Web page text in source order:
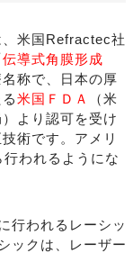
米国Refractec社
伝導式角膜形成
名称で、日本の厚
米国ＦＤＡ
（米
より認可を受け
術です。アメリ
われるようにな
行われるレーシッ
ックは、レーザー